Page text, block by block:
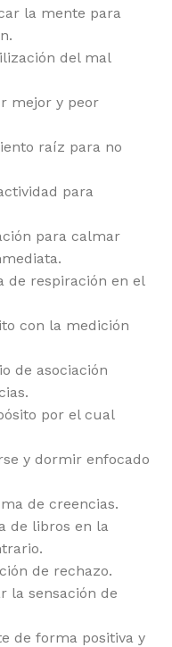
la mente para
del mal
mejor y peor
raíz para no
para
para calmar
de respiración en el
con la medición
de asociación
por el cual
y dormir enfocado
de creencias.
de libros en la
de rechazo.
la sensación de
de forma positiva y